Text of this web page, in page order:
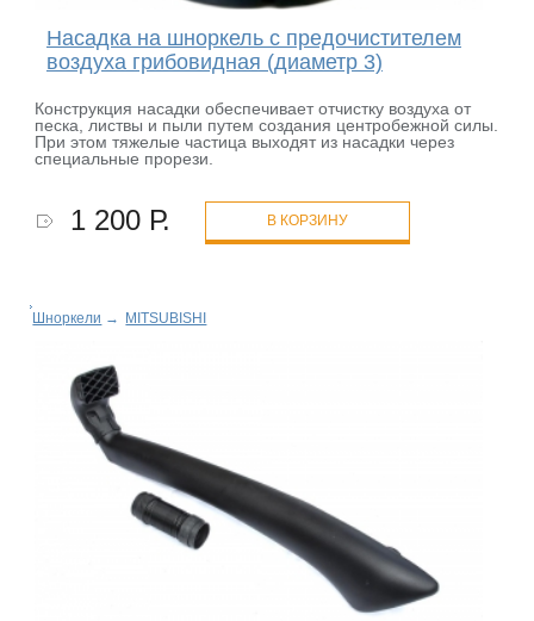
Насадка на шноркель с предочистителем
воздуха грибовидная (диаметр 3)
Конструкция насадки обеспечивает отчистку воздуха от
песка, листвы и пыли путем создания центробежной силы.
При этом тяжелые частица выходят из насадки через
специальные прорези.
1 200 Р. В КОРЗИНУ
Шноркели → MITSUBISHI